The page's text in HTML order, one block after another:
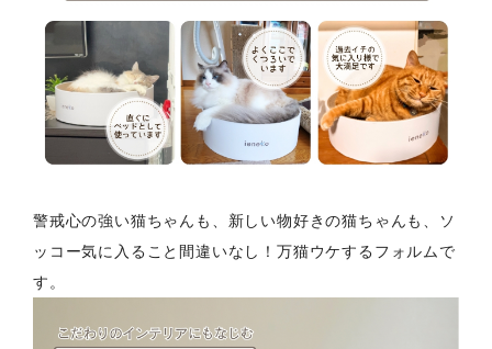
警戒心の強い猫ちゃんも、新しい物好きの猫ちゃんも、ソ
ッコー気に入ること間違いなし！万猫ウケするフォルムで
す。